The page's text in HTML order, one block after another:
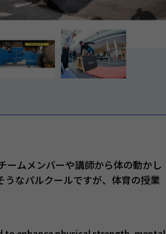
ームメンバーや講師から体の動かし
なパルクールですが、体育の授業